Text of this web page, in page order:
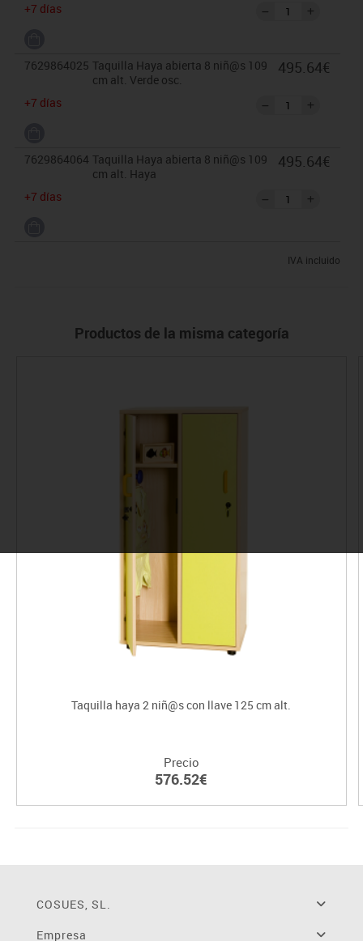
+7 días
7629864025 Taquilla Haya abierta 8 niñ@s 109
cm alt. Verde osc.
+7 días
495.64€
7629864064 Taquilla Haya abierta 8 niñ@s 109
cm alt. Haya
+7 días
495.64€
IVA incluido
Productos de la misma categoría
Taquilla haya 2 niñ@s con llave 125 cm alt.
Precio
576.52€
COSUES, SL.
Empresa